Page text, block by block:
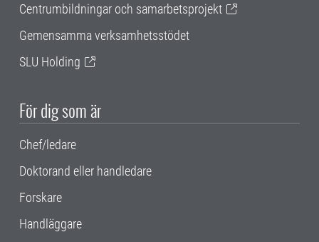
Centrumbildningar och samarbetsprojekt
Gemensamma verksamhetsstödet
SLU Holding
För dig som är
Chef/ledare
Doktorand eller handledare
Forskare
Handläggare